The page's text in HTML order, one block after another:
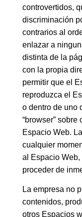
controvertidos,
discriminación
contrarios al
enlazar a
distinta de la
con la propia
permitir que el
reproduzca el
o dentro de uno
“browser”
Espacio Web.
cualquier
al Espacio
proceder de
La empresa no
contenidos,
otros Espacios